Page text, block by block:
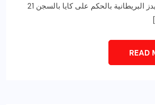
محكمة تاج ليدز البريطانية بالحكم على كايا بالسجن 21
READ